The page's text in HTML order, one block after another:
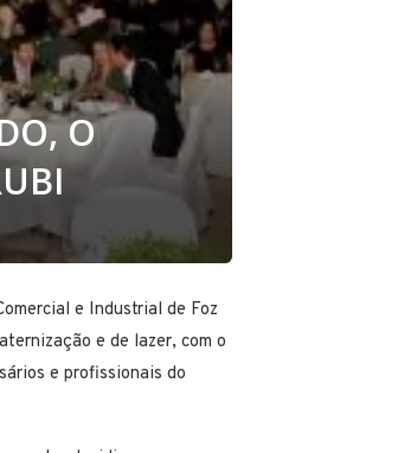
O
e Industrial de Foz
e de lazer, com o
e profissionais do